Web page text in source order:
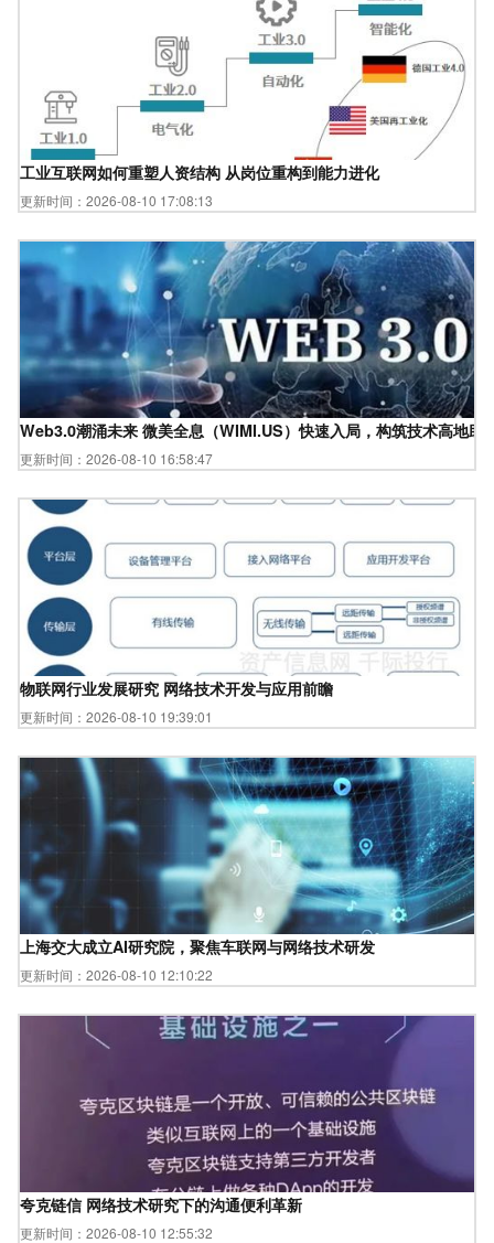
工业互联网如何重塑人资结构 从岗位重构到能力进化
更新时间：2026-08-10 17:08:13
Web3.0潮涌未来 微美全息（WIMI.US）快速入局，构筑技术高地助
更新时间：2026-08-10 16:58:47
物联网行业发展研究 网络技术开发与应用前瞻
更新时间：2026-08-10 19:39:01
上海交大成立AI研究院，聚焦车联网与网络技术研发
更新时间：2026-08-10 12:10:22
夸克链信 网络技术研究下的沟通便利革新
更新时间：2026-08-10 12:55:32